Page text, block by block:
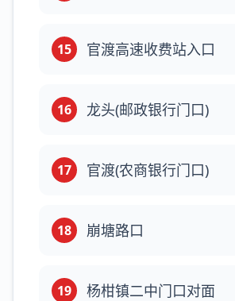
15 官渡高速收费站入口
16 龙头(邮政银行门口)
17 官渡(农商银行门口)
18 崩塘路口
19 杨柑镇二中门口对面